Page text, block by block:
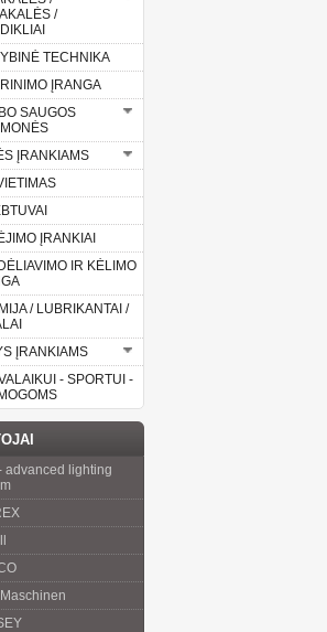
/
TECHNIKA
ĮRANGA
SAUGOS
ĮRANKIAMS
ĮRANKIAI
IR KĖLIMO
/ LUBRIKANTAI /
ĮRANKIAMS
- SPORTUI -
advanced lighting